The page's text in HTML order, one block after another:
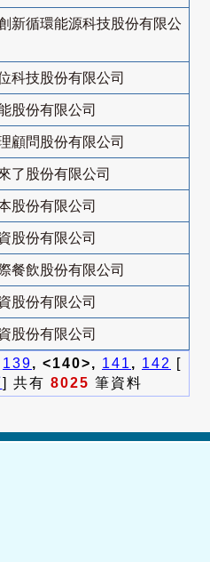
新循環能源科技股份有限公
科技股份有限公司
股份有限公司
顧問股份有限公司
了股份有限公司
股份有限公司
股份有限公司
餐飲股份有限公司
股份有限公司
股份有限公司
139, <140>, 141 , 142
[
] 共有 8025 筆資料